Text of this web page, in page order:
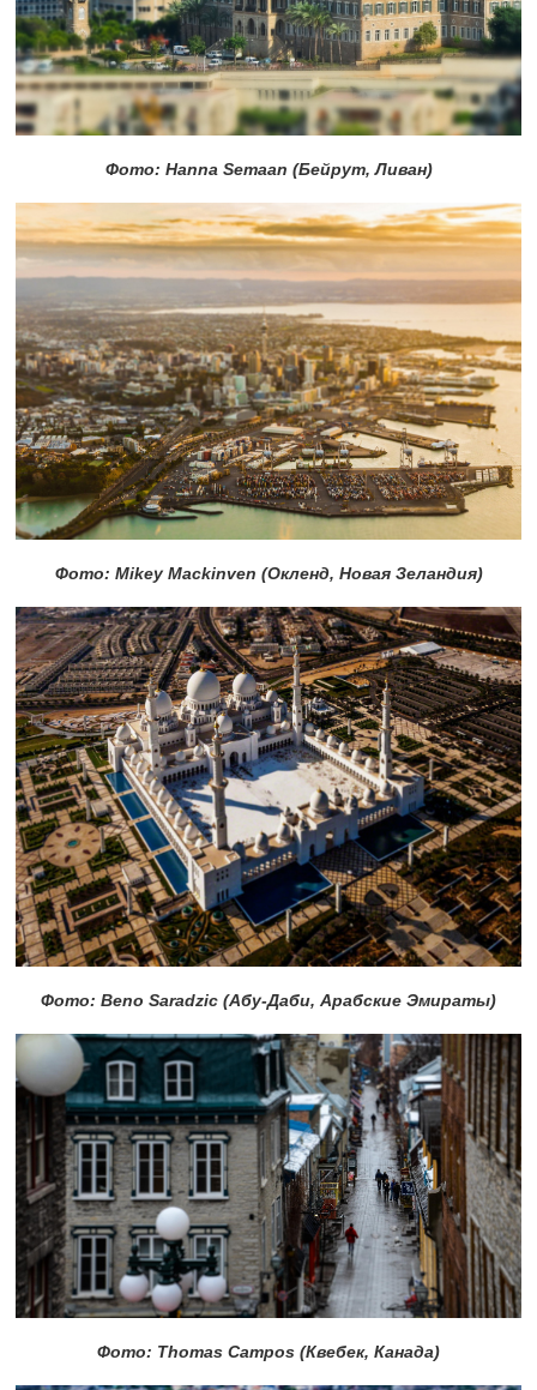
Фото: Hanna Semaan (Бейрут, Ливан)
Фото: Mikey Mackinven (Окленд, Новая Зеландия)
Фото: Beno Saradzic (Абу-Даби, Арабские Эмираты)
Фото: Thomas Campos (Квебек, Канада)